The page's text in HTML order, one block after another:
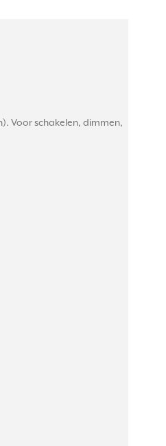
Voor schakelen, dimmen,